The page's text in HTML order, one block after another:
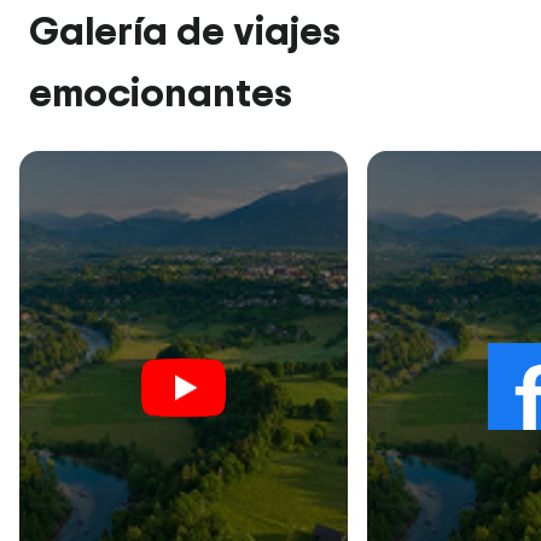
Galería de viajes
emocionantes